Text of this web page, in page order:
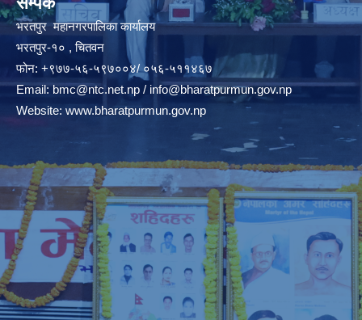
भरतपुर महानगरपालिका कार्यालय
भरतपुर-१० , चितवन
फोन: +९७७-५६-५९७००४/ ०५६-५११४६७
Email:bmc@ntc.net.np / info@bharatpurmun.gov.np
Website: www.bharatpurmun.gov.np